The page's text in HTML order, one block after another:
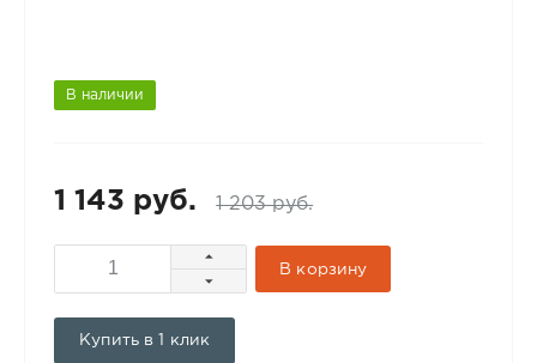
В наличии
1 143 руб. 1 203 руб.
В корзину
Купить в 1 клик